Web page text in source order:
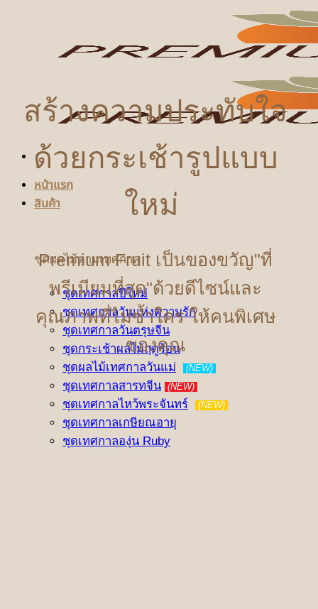
หน้าแรก
สินค้า
ชุดผลไม้ตามเทศกาล
ชุดเทศกาลปีใหม่
ชุดเทศกาลวันแห่งความรัก
ชุดเทศกาลวันตรุษจีน
ชุดกระเช้าผลไม้ฤดูร้อน
ชุดผลไม้เทศกาลวันแม่
(NEW)
ชุดเทศกาลสารทจีน (NEW)
ชุดเทศกาลไหว้พระจันทร์ (NEW)
ชุดเทศกาลเกษียณอายุ
ชุดเทศกาลองุ่น Ruby
สร้างความประทับใจ
ด้วยกระเช้ารูปแบบ
ใหม่
Premium Fruit เป็นของขวัญ"ที่
พรีเมียมที่สุด"ด้วยดีไซน์และ
คุณภาพที่ไม่ซ้ำใคร ให้คนพิเศษ
ของคุณ